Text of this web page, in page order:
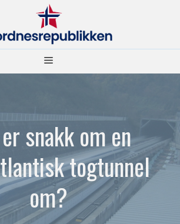
Meny
snakk om en
togtunnel
om?